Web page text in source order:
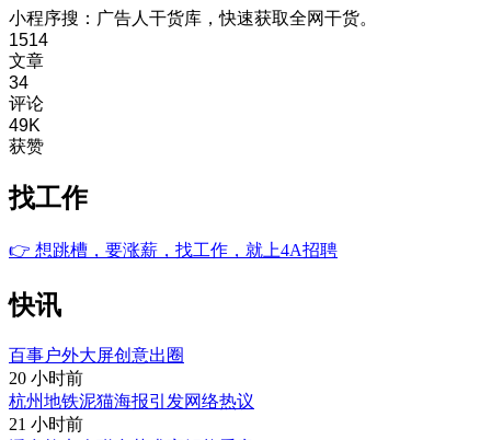
小程序搜：广告人干货库，快速获取全网干货。
1514
文章
34
评论
49K
获赞
找工作
👉 想跳槽，要涨薪，找工作，就上4A招聘
快讯
百事户外大屏创意出圈
20 小时前
杭州地铁泥猫海报引发网络热议
21 小时前